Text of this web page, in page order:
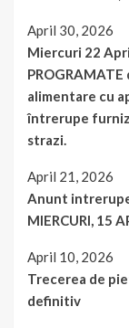
April 30, 2026
Miercuri 22
alimentare cu
întrerupe
strazi.
April 21, 2026
Anunt
MIERCURI, 15
April 10, 2026
Trecerea de
definitiv